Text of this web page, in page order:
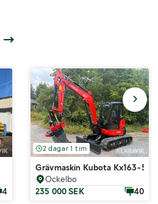
4
2 dagar 1 tim
Grävmaskin Kubota Kx163-5
Ockelbo
235 000 SEK
40